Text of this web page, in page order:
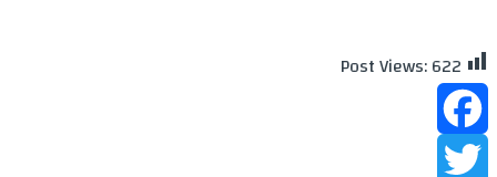
Post Views:622
Facebook